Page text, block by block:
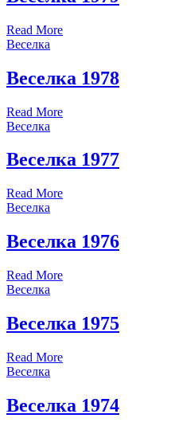
Read More
Веселка
Веселка 1978
Read More
Веселка
Веселка 1977
Read More
Веселка
Веселка 1976
Read More
Веселка
Веселка 1975
Read More
Веселка
Веселка 1974